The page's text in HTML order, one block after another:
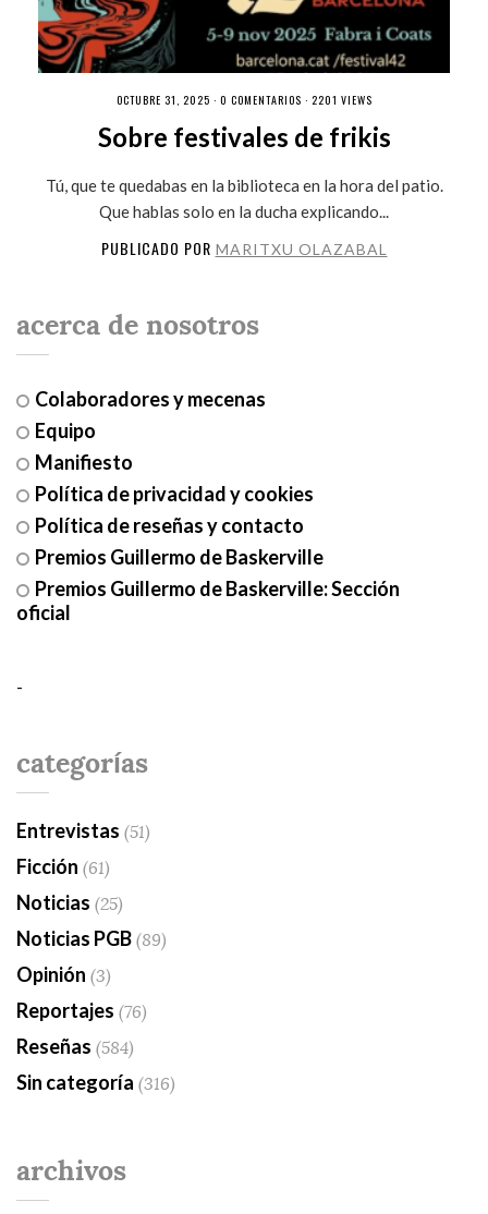
OCTUBRE 31, 2025 · 0 COMENTARIOS · 2201 VIEWS
Sobre festivales de frikis
Tú, que te quedabas en la biblioteca en la hora del patio.
Que hablas solo en la ducha explicando...
PUBLICADO POR MARITXU OLAZABAL
acerca de nosotros
Colaboradores y mecenas
Equipo
Manifiesto
Política de privacidad y cookies
Política de reseñas y contacto
Premios Guillermo de Baskerville
Premios Guillermo de Baskerville: Sección
oficial
-
categorías
Entrevistas (51)
Ficción (61)
Noticias (25)
Noticias PGB(89)
Opinión (3)
Reportajes (76)
Reseñas (584)
Sin categoría (316)
archivos